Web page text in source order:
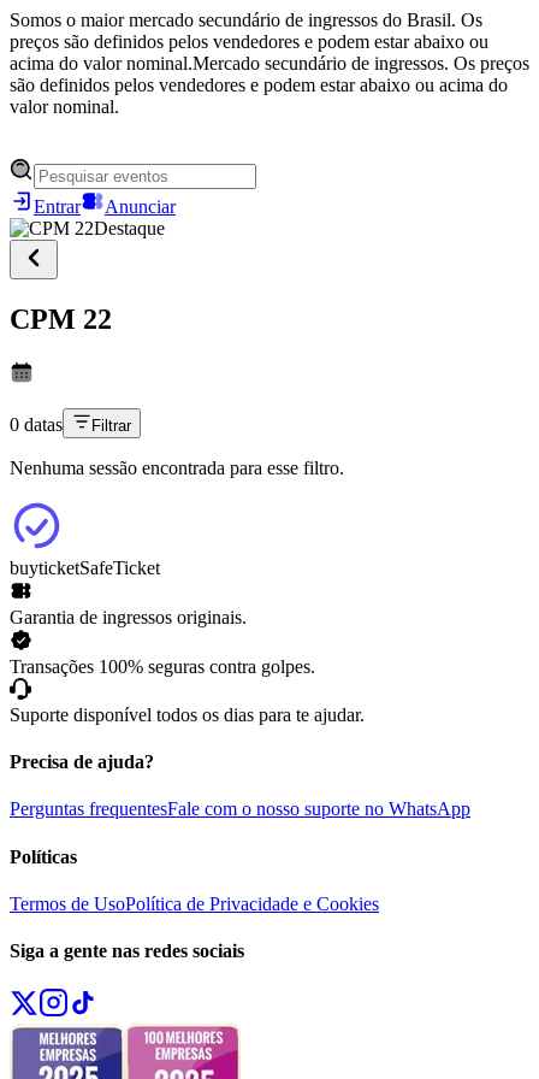
Somos o maior mercado secundário de ingressos do Brasil. Os
preços são definidos pelos vendedores e podem estar abaixo ou
acima do valor nominal.Mercado secundário de ingressos. Os preços
são definidos pelos vendedores e podem estar abaixo ou acima do
valor nominal.
Entrar
Anunciar
Destaque
CPM 22
0 datas Filtrar
Nenhuma sessão encontrada para esse filtro.
buyticketSafeTicket
Garantia de ingressos originais.
Transações 100% seguras contra golpes.
Suporte disponível todos os dias para te ajudar.
Precisa de ajuda?
Perguntas frequentesFale com o nosso suporte no WhatsApp
Políticas
Termos de UsoPolítica de Privacidade e Cookies
Siga a gente nas redes sociais